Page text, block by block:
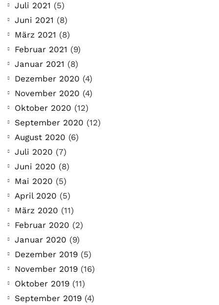
Juli 2021 (5)
Juni 2021 (8)
März 2021 (8)
Februar 2021 (9)
Januar 2021 (8)
Dezember 2020 (4)
November 2020 (4)
Oktober 2020 (12)
September 2020 (12)
August 2020 (6)
Juli 2020 (7)
Juni 2020 (8)
Mai 2020 (5)
April 2020 (5)
März 2020 (11)
Februar 2020 (2)
Januar 2020 (9)
Dezember 2019 (5)
November 2019 (16)
Oktober 2019 (11)
September 2019 (4)